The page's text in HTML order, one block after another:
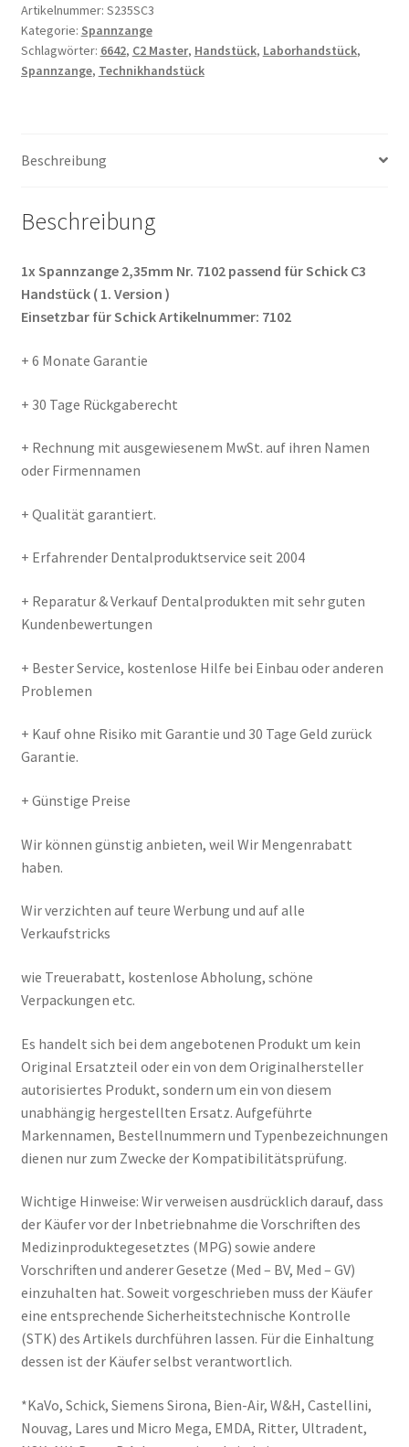
für
Schick
C3
Artikelnummer: S235SC3
Kategorie: Spannzange
Schlagwörter: 6642, C2 Master, Handstück, Laborhandstück,
Spannzange, Technikhandstück
Beschreibung
Beschreibung
1x Spannzange 2,35mm Nr. 7102 passend für Schick C3
Handstück ( 1. Version )
Einsetzbar für Schick Artikelnummer: 7102
+ 6 Monate Garantie
+ 30 Tage Rückgaberecht
+ Rechnung mit ausgewiesenem MwSt. auf ihren Namen
oder Firmennamen
+ Qualität garantiert.
+ Erfahrender Dentalproduktservice seit 2004
+ Reparatur & Verkauf Dentalprodukten mit sehr guten
Kundenbewertungen
+ Bester Service, kostenlose Hilfe bei Einbau oder anderen
Problemen
+ Kauf ohne Risiko mit Garantie und 30 Tage Geld zurück
Garantie.
+ Günstige Preise
Wir können günstig anbieten, weil Wir Mengenrabatt
haben.
Wir verzichten auf teure Werbung und auf alle
Verkaufstricks
wie Treuerabatt, kostenlose Abholung, schöne
Verpackungen etc.
Es handelt sich bei dem angebotenen Produkt um kein
Original Ersatzteil oder ein von dem Originalhersteller
autorisiertes Produkt, sondern um ein von diesem
unabhängig hergestellten Ersatz. Aufgeführte
Markennamen, Bestellnummern und Typenbezeichnungen
dienen nur zum Zwecke der Kompatibilitätsprüfung.
Wichtige Hinweise: Wir verweisen ausdrücklich darauf, dass
der Käufer vor der Inbetriebnahme die Vorschriften des
Medizinproduktegesetztes (MPG) sowie andere
Vorschriften und anderer Gesetze (Med – BV, Med – GV)
einzuhalten hat. Soweit vorgeschrieben muss der Käufer
eine entsprechende Sicherheitstechnische Kontrolle
(STK) des Artikels durchführen lassen. Für die Einhaltung
dessen ist der Käufer selbst verantwortlich.
*KaVo, Schick, Siemens Sirona, Bien-Air, W&H, Castellini,
Nouvag, Lares und Micro Mega, EMDA, Ritter, Ultradent,